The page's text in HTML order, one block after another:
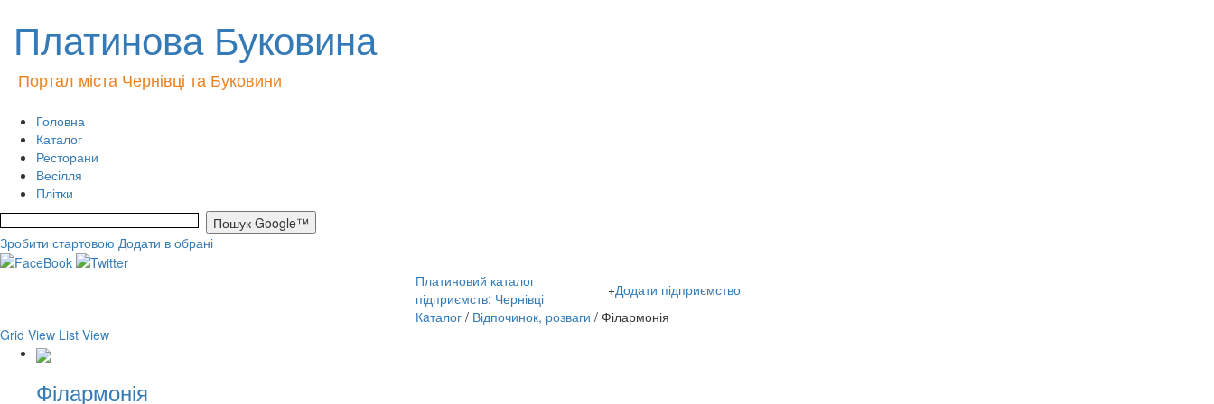
Платинова Буковина
Портал міста Чернівці та Буковини
Головна
Каталог
Ресторани
Весілля
Плітки
Зробити стартовою Додати в обрані
Платиновий каталог
підприємств: Чернівці
+Додати підприємство
Кaталог/ Відпочинок, розваги / Філармонія
Grid View List View
Філармонія